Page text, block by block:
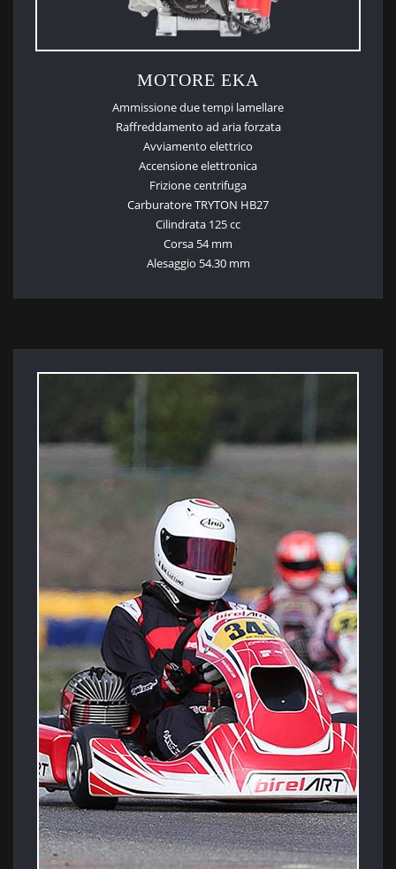
MOTORE EKA
Ammissione due tempi lamellare
Raffreddamento ad aria forzata
Avviamento elettrico
Accensione elettronica
Frizione centrifuga
Carburatore TRYTON HB27
Cilindrata 125 cc
Corsa 54 mm
Alesaggio 54.30 mm